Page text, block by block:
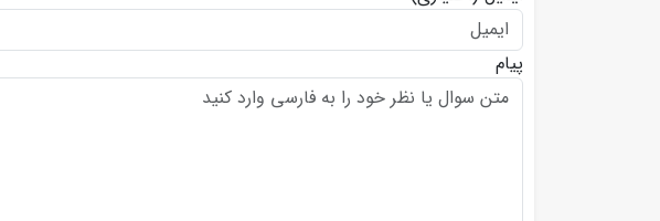
پیام